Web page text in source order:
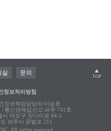
문의
정보처리방침
정보책임담당자:이승호
통신판매업신고:파주 741호
마포구 잔다리로 64-1
파주시 문발로 211
All rights reserved.